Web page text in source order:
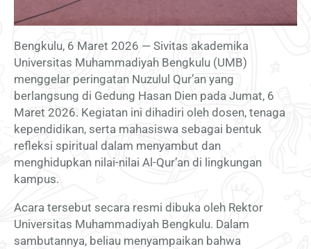
Bengkulu, 6 Maret 2026 — Sivitas akademika
Universitas Muhammadiyah Bengkulu (UMB)
menggelar peringatan Nuzulul Qur’an yang
berlangsung di Gedung Hasan Dien pada Jumat, 6
Maret 2026. Kegiatan ini dihadiri oleh dosen, tenaga
kependidikan, serta mahasiswa sebagai bentuk
refleksi spiritual dalam menyambut dan
menghidupkan nilai-nilai Al-Qur’an di lingkungan
kampus.
Acara tersebut secara resmi dibuka oleh Rektor
Universitas Muhammadiyah Bengkulu. Dalam
sambutannya, beliau menyampaikan bahwa